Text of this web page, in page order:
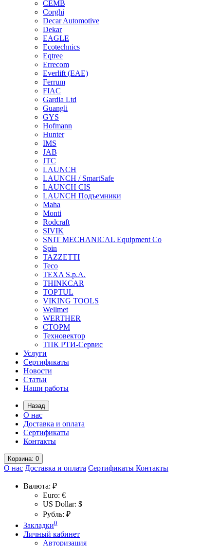
CEMB
Corghi
Decar Automotive
Dekar
EAGLE
Ecotechnics
Eqtree
Errecom
Everlift (EAE)
Ferrum
FIAC
Gardia Ltd
Guangli
GYS
Hofmann
Hunter
IMS
JAB
JTC
LAUNCH
LAUNCH / SmartSafe
LAUNCH CIS
LAUNCH Подъемники
Maha
Monti
Rodcraft
SIVIK
SNIT MECHANICAL Equipment Co
Spin
TAZZETTI
Teco
TEXA S.p.A.
THINKCAR
TOPTUL
VIKING TOOLS
Wellmet
WERTHER
СТОРМ
Техновектор
ТПК РТИ-Сервис
Услуги
Сертификаты
Новости
Статьи
Наши работы
Назад
О нас
Доставка и оплата
Сертификаты
Контакты
Корзина: 0
О нас Доставка и оплата Сертификаты Контакты
Валюта: ₽
Euro: €
US Dollar: $
Рубль: ₽
Закладки0
Личный кабинет
Авторизация